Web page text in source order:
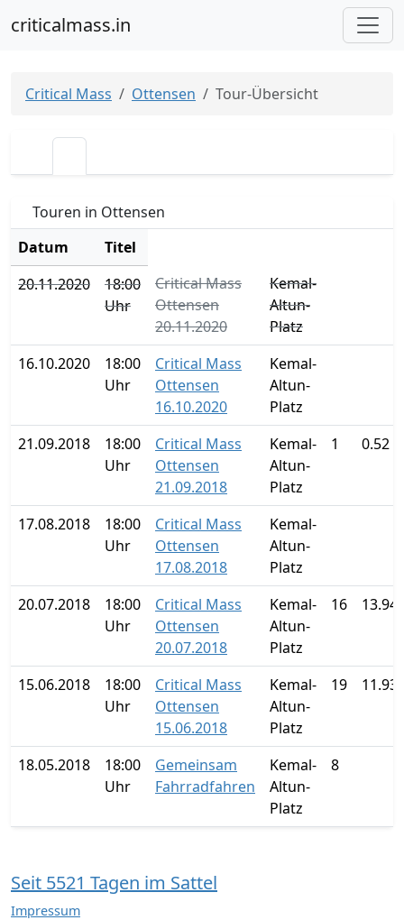
criticalmass.in
Critical Mass Ottensen Tour-Übersicht
Touren in Ottensen
Datum
Titel
20.11.2020
18:00
Uhr
Critical Mass
Ottensen
20.11.2020
Kemal-
Altun-
Platz
16.10.2020
18:00
Uhr
Critical Mass
Ottensen
16.10.2020
Kemal-
Altun-
Platz
21.09.2018
18:00
Uhr
Critical Mass
Ottensen
21.09.2018
Kemal-
Altun-
Platz
1 0.52
17.08.2018
18:00
Uhr
Critical Mass
Ottensen
17.08.2018
Kemal-
Altun-
Platz
20.07.2018
18:00
Uhr
Critical Mass
Ottensen
20.07.2018
Kemal-
Altun-
Platz
16 13.94
15.06.2018
18:00
Uhr
Critical Mass
Ottensen
15.06.2018
Kemal-
Altun-
Platz
19 11.93
18.05.2018
18:00
Uhr
Gemeinsam
Fahrradfahren
Kemal-
Altun-
Platz
8
Seit 5521 Tagen im Sattel
Impressum